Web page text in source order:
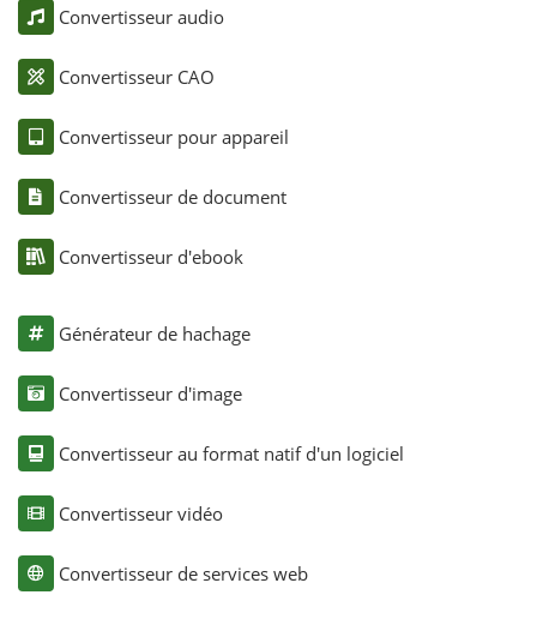
Convertisseur audio
Convertisseur CAO
Convertisseur pour appareil
Convertisseur de document
Convertisseur d'ebook
Générateur de hachage
Convertisseur d'image
Convertisseur au format natif d'un logiciel
Convertisseur vidéo
Convertisseur de services web